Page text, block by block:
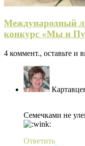
Международный
конкурс «Мы и
4 коммент., оставьте и
Семечками не
Ответить